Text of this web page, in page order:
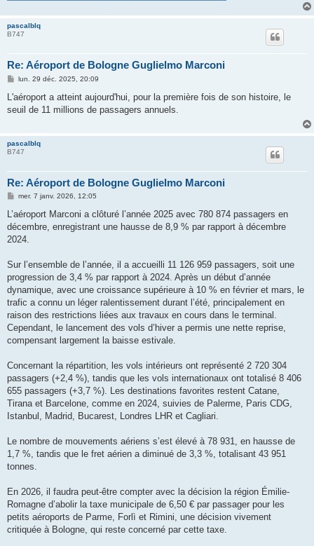
pascalblq
B747
Re: Aéroport de Bologne Guglielmo Marconi
M
s
a
lun. 29 déc. 2025, 20:09
L'aéroport a atteint aujourd'hui, pour la première fois de son histoire, le
seuil de 11 millions de passagers annuels.
pascalblq
B747
Re: Aéroport de Bologne Guglielmo Marconi
M
s
a
g
mer. 7 janv. 2026, 12:05
L’aéroport Marconi a clôturé l’année 2025 avec 780 874 passagers en
décembre, enregistrant une hausse de 8,9 % par rapport à décembre
2024.
Sur l’ensemble de l’année, il a accueilli 11 126 959 passagers, soit une
progression de 3,4 % par rapport à 2024. Après un début d’année
dynamique, avec une croissance supérieure à 10 % en février et mars, le
trafic a connu un léger ralentissement durant l’été, principalement en
raison des restrictions liées aux travaux en cours dans le terminal.
Cependant, le lancement des vols d’hiver a permis une nette reprise,
compensant largement la baisse estivale.
Concernant la répartition, les vols intérieurs ont représenté 2 720 304
passagers (+2,4 %), tandis que les vols internationaux ont totalisé 8 406
655 passagers (+3,7 %). Les destinations favorites restent Catane,
Tirana et Barcelone, comme en 2024, suivies de Palerme, Paris CDG,
Istanbul, Madrid, Bucarest, Londres LHR et Cagliari.
Le nombre de mouvements aériens s’est élevé à 78 931, en hausse de
1,7 %, tandis que le fret aérien a diminué de 3,3 %, totalisant 43 951
tonnes.
En 2026, il faudra peut-être compter avec la décision la région Émilie-
Romagne d’abolir la taxe municipale de 6,50 € par passager pour les
petits aéroports de Parme, Forlì et Rimini, une décision vivement
critiquée à Bologne, qui reste concerné par cette taxe.